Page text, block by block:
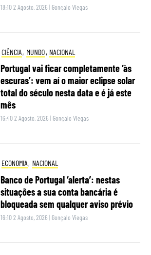
18:10 2 Agosto, 2026 | Gonçalo Viegas
CIÊNCIA, MUNDO, NACIONAL
Portugal vai ficar completamente ‘às
escuras’: vem aí o maior eclipse solar
total do século nesta data e é já este
mês
16:40 2 Agosto, 2026 | Gonçalo Viegas
ECONOMIA, NACIONAL
Banco de Portugal ‘alerta’: nestas
situações a sua conta bancária é
bloqueada sem qualquer aviso prévio
16:10 2 Agosto, 2026 | Gonçalo Viegas